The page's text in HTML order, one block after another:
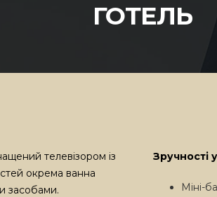
ГОТЕЛЬ
телевізором із
окрема ванна
засобами.
Зручності
Міні-